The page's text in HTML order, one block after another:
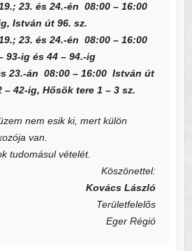
23. és 24.-én 08:00 – 16:00
István út 96. sz.
23. és 24.-én 08:00 – 16:00
93-ig és 44 – 94.-ig
23.-án 08:00 – 16:00 István út
– 42-ig, Hősök tere 1 – 3 sz.
nem esik ki, mert külön
van.
tudomásul vételét.
Köszönettel:
Kovács László
Területfelelős
Eger Régió